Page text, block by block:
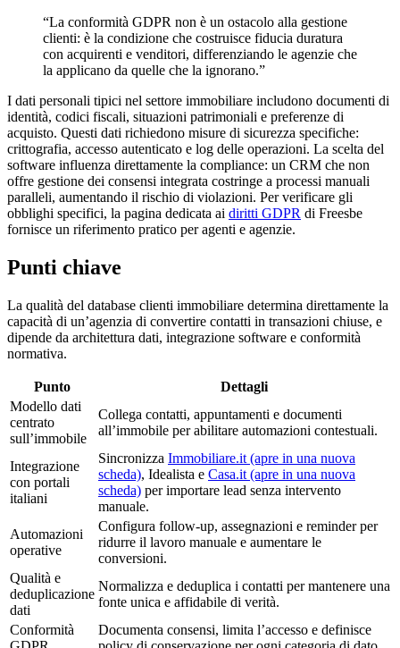
“La conformità GDPR non è un ostacolo alla gestione
clienti: è la condizione che costruisce fiducia duratura
con acquirenti e venditori, differenziando le agenzie che
la applicano da quelle che la ignorano.”
I dati personali tipici nel settore immobiliare includono documenti di
identità, codici fiscali, situazioni patrimoniali e preferenze di
acquisto. Questi dati richiedono misure di sicurezza specifiche:
crittografia, accesso autenticato e log delle operazioni. La scelta del
software influenza direttamente la compliance: un CRM che non
offre gestione dei consensi integrata costringe a processi manuali
paralleli, aumentando il rischio di violazioni. Per verificare gli
obblighi specifici, la pagina dedicata ai diritti GDPR di Freesbe
fornisce un riferimento pratico per agenti e agenzie.
Punti chiave
La qualità del database clienti immobiliare determina direttamente la
capacità di un’agenzia di convertire contatti in transazioni chiuse, e
dipende da architettura dati, integrazione software e conformità
normativa.
Punto
Dettagli
Modello dati
centrato
sull’immobile
Collega contatti, appuntamenti e documenti
all’immobile per abilitare automazioni contestuali.
Integrazione
con portali
italiani
Sincronizza Immobiliare.it (apre in una nuova
scheda), Idealista e Casa.it (apre in una nuova
scheda) per importare lead senza intervento
manuale.
Automazioni
operative
Configura follow-up, assegnazioni e reminder per
ridurre il lavoro manuale e aumentare le
conversioni.
Qualità e
deduplicazione
dati
Normalizza e deduplica i contatti per mantenere una
fonte unica e affidabile di verità.
Conformità
Documenta consensi, limita l’accesso e definisce